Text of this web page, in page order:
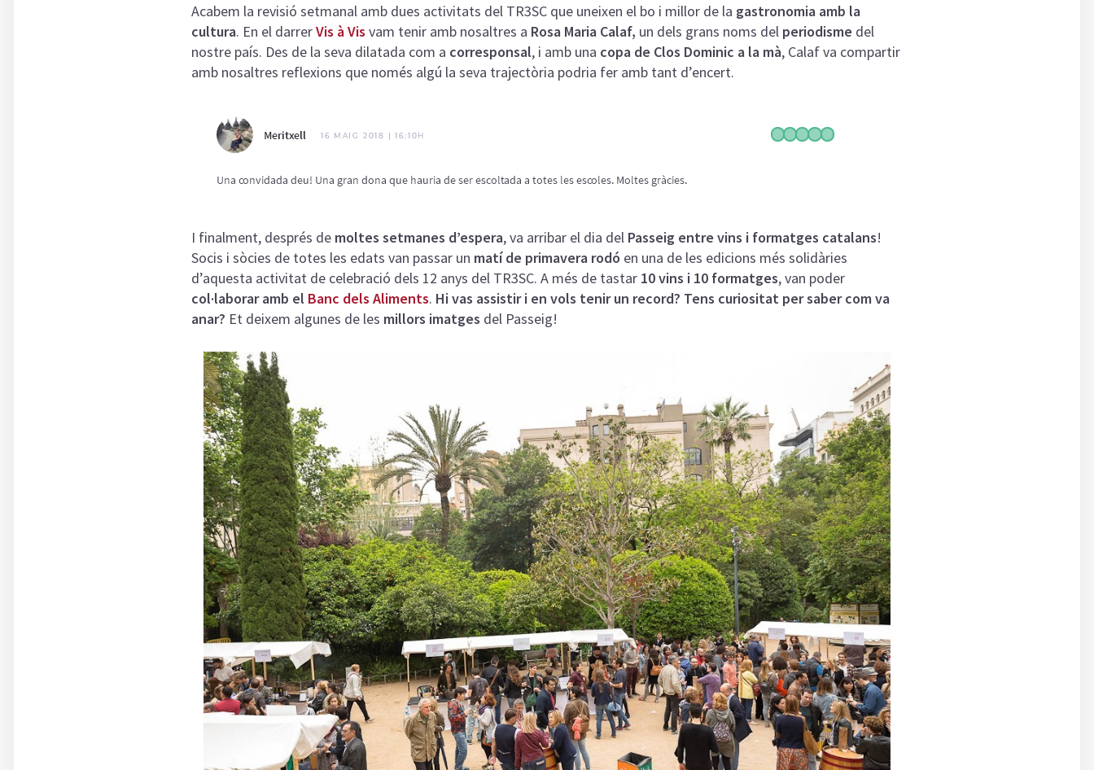
Acabem la revisió setmanal amb dues activitats del TR3SC que uneixen el bo i millor de la gastronomia amb la
cultura. En el darrerVis à Vis vam tenir amb nosaltres a Rosa Maria Calaf, un dels grans noms del periodisme del
nostre país. Des de la seva dilatada com a corresponsal, i amb una copa de Clos Dominic a la mà, Calaf va compartir
amb nosaltres reflexions que només algú la seva trajectòria podria fer amb tant d’encert.
I finalment, després de moltes setmanes d’espera, va arribar el dia del Passeig entre vins i formatges catalans!
Socis i sòcies de totes les edats van passar un matí de primavera rodó en una de les edicions més solidàries
d’aquesta activitat de celebració dels 12 anys del TR3SC. A més de tastar 10 vins i 10 formatges, van poder
col·laborar amb el Banc dels Aliments. Hi vas assistir i en vols tenir un record? Tens curiositat per saber com va
anar? Et deixem algunes de les millors imatges del Passeig!